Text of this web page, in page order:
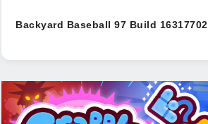
Backyard Baseball 97 Build 16317702